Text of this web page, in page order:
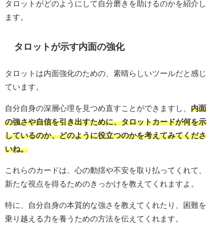
タロットがどのようにして自分磨きを助けるのかを紹介し
ます。
タロットが示す内面の強化
タロットは内面強化のための、素晴らしいツールだと感じ
ています。
自分自身の深層心理を見つめ直すことができますし、 内面
の強さや自信を引き出すために、タロットカードが何を示
しているのか、どのように役立つのかを考えてみてくださ
いね。
これらのカードは、心の動揺や不安を取り払ってくれて、
新たな視点を得るためのきっかけを教えてくれますよ。
特に、自分自身の本質的な強さを教えてくれたり、困難を
乗り越える力を養うための方法を伝えてくれます。